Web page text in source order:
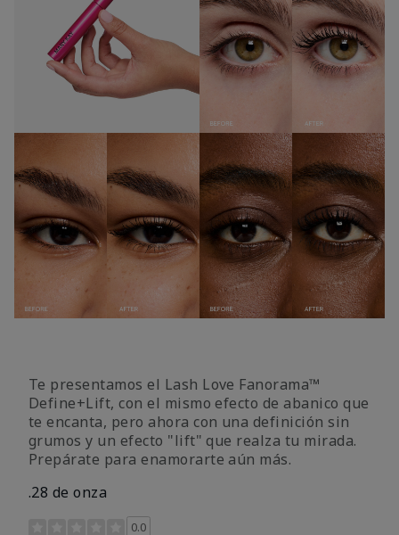
Te presentamos el Lash Love Fanorama™
Define+Lift, con el mismo efecto de abanico que
te encanta, pero ahora con una definición sin
grumos y un efecto "lift" que realza tu mirada.
Prepárate para enamorarte aún más.
.28 de onza
Calificación de clientes de 3,4 de 5
0.0